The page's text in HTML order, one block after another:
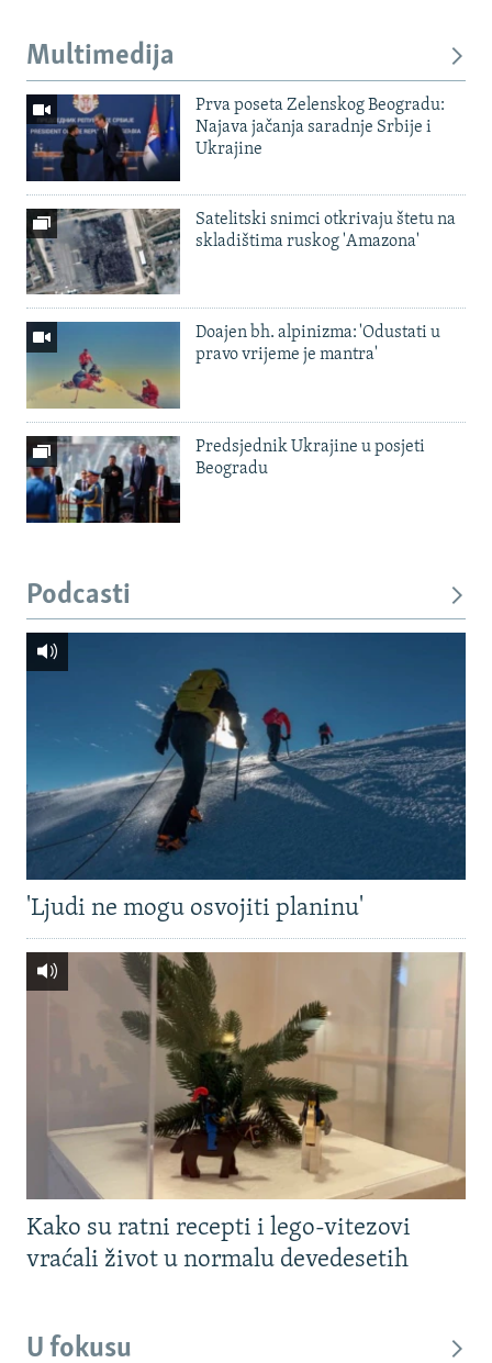
Multimedija
Prva poseta Zelenskog Beogradu:
Najava jačanja saradnje Srbije i
Ukrajine
Satelitski snimci otkrivaju štetu na
skladištima ruskog 'Amazona'
Doajen bh. alpinizma: 'Odustati u
pravo vrijeme je mantra'
Predsjednik Ukrajine u posjeti
Beogradu
Podcasti
'Ljudi ne mogu osvojiti planinu'
Kako su ratni recepti i lego-vitezovi
vraćali život u normalu devedesetih
U fokusu